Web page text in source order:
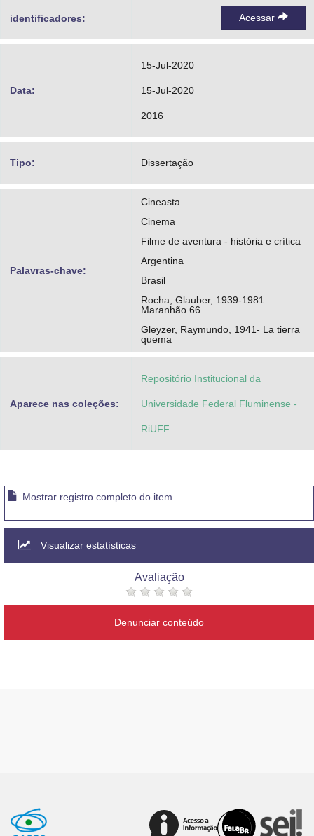
identificadores: Acessar
Data:
15-Jul-2020
15-Jul-2020
2016
Tipo: Dissertação
Palavras-chave:
Cineasta
Cinema
Filme de aventura - história e crítica
Argentina
Brasil
Rocha, Glauber, 1939-1981
Maranhão 66
Gleyzer, Raymundo, 1941- La tierra
quema
Aparece nas coleções:
Repositório Institucional da
Universidade Federal Fluminense -
RiUFF
Mostrar registro completo do item
Visualizar estatísticas
Avaliação
Denunciar conteúdo